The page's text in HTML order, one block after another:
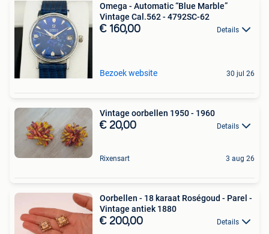
Omega - Automatic “Blue Marble”
Vintage Cal.562 - 4792SC-62
€ 160,00 Details
Bezoek website 30 jul 26
Vintage oorbellen 1950 - 1960
€ 20,00 Details
Rixensart 3 aug 26
Oorbellen - 18 karaat Roségoud - Parel -
Vintage antiek 1880
€ 200,00 Details